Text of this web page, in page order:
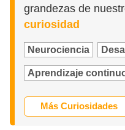
grandezas de
curiosidad
Neurociencia
Aprendizaje
Más Curiosidades